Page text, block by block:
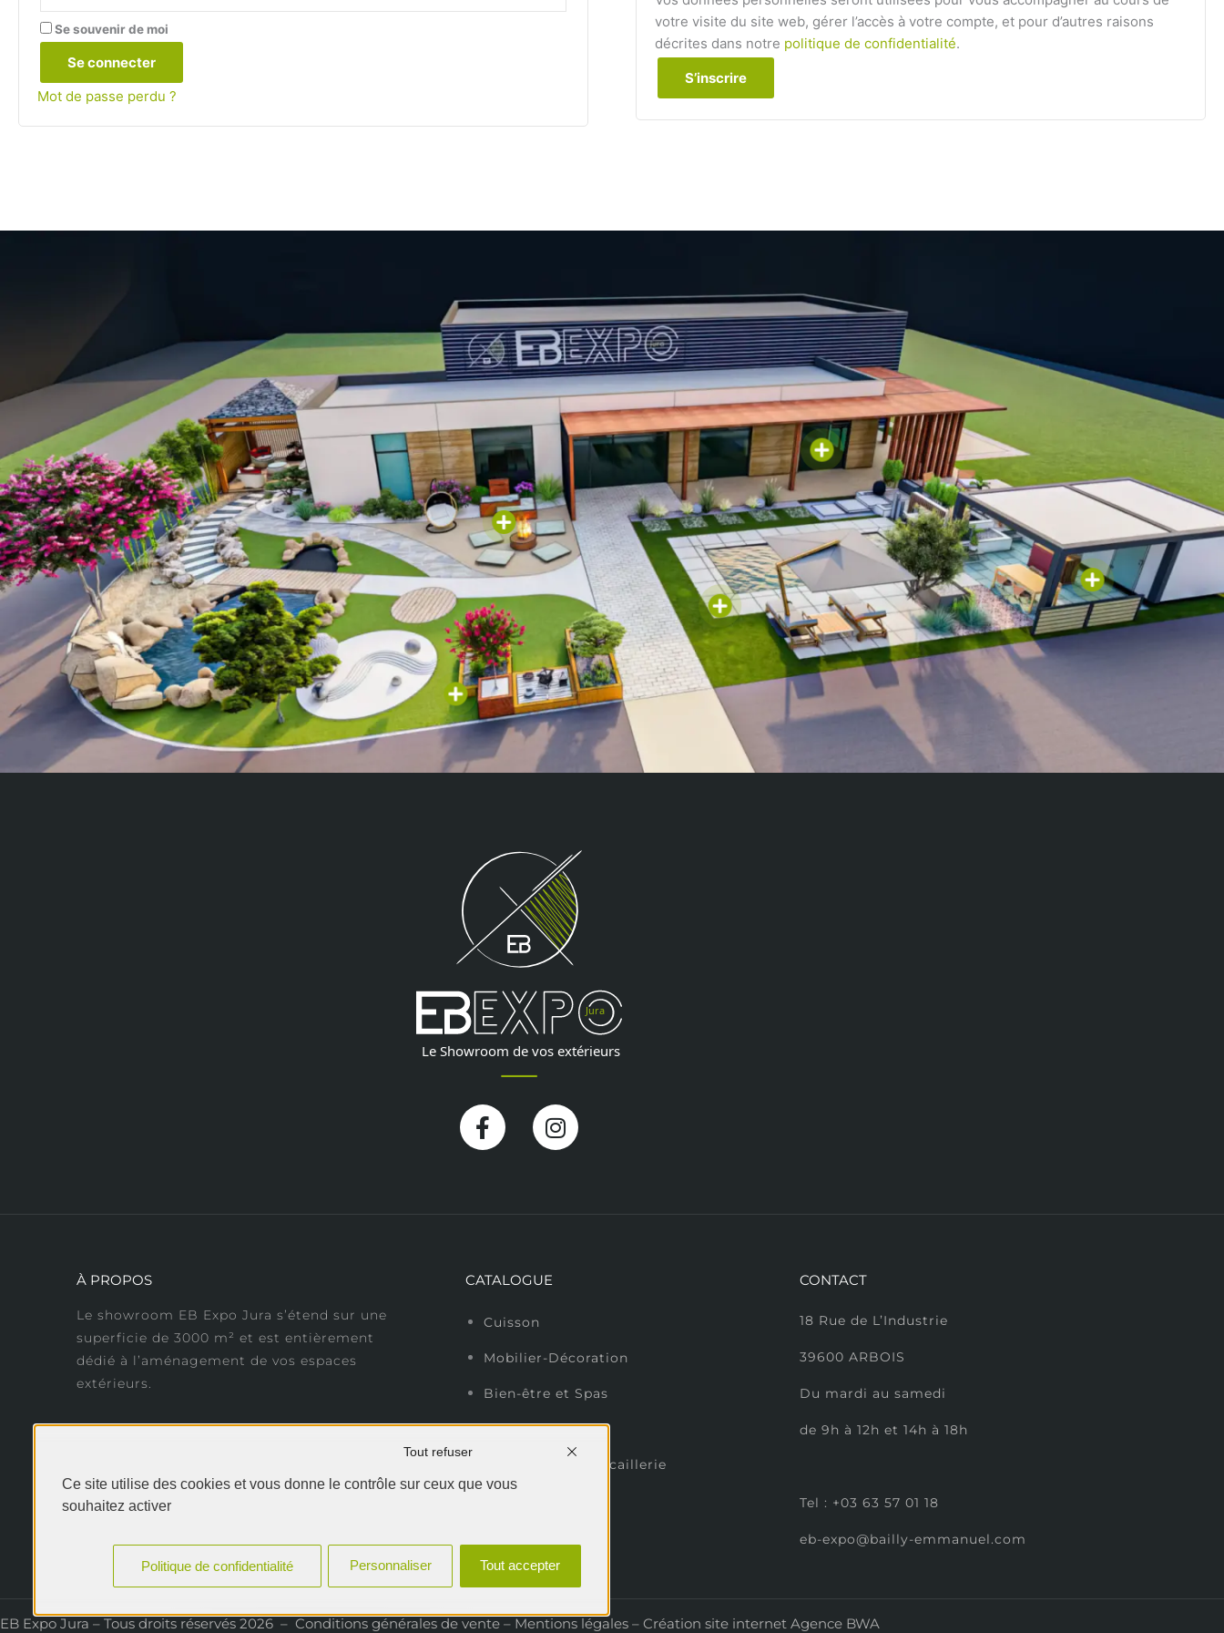
Se souvenir de moi
Se connecter
Mot de passe perdu ?
votre visite du site web, gérer l’accès à votre compte, et pour d’autres raisons
décrites dans notre politique de confidentialité.
S’inscrire
Facebook-
f
Instagram
À PROPOS
Le showroom EB Expo Jura s’étend sur une
superficie de 3000 m² et est entièrement
dédié à l’aménagement de vos espaces
extérieurs.
CATALOGUE
Cuisson
Mobilier-Décoration
Bien-être et Spas
Sol extérieur
Entretien et Quincaillerie
CONTACT
18 Rue de L’Industrie
39600 ARBOIS
Du mardi au samedi
de 9h à 12h et 14h à 18h
Tel : +03 63 57 01 18
eb-expo@bailly-emmanuel.com
EB Expo Jura – Tous droits réservés 2026 – Conditions générales de vente– Mentions légales– Création site internet Agence BWA
Ce site utilise des cookies et vous donne le contrôle sur ceux que vous
souhaitez activer
Tout accepter
Tout refuser
Personnaliser
Politique de confidentialité